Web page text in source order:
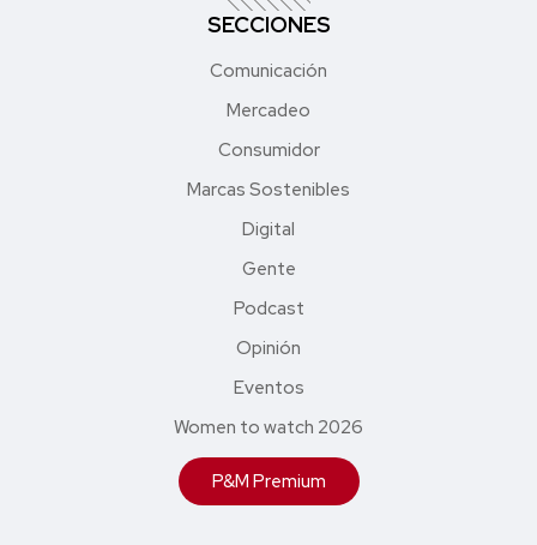
SECCIONES
Comunicación
Mercadeo
Consumidor
Marcas Sostenibles
Digital
Gente
Podcast
Opinión
Eventos
Women to watch 2026
P&M Premium